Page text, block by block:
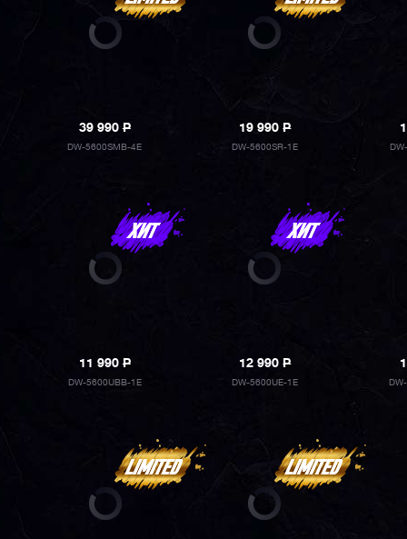
39 990P
DW-5600SMB-4E
19 990P
DW-5600SR-1E
11 990P
DW-5600UBB-1E
12 990P
DW-5600UE-1E